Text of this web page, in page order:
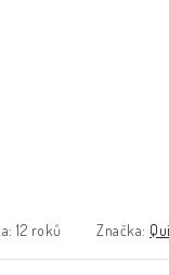
: 12 roků Značka: